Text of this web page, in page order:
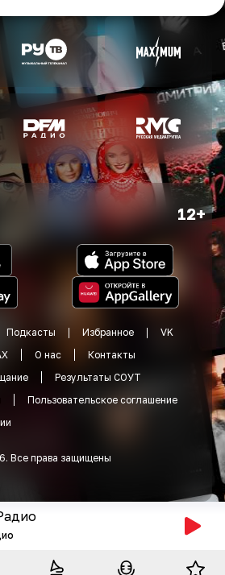
12+
Подкасты Избранное
VK
О нас
Контакты
Результаты СОУТ
Пользовательское соглашение
. Все права защищены